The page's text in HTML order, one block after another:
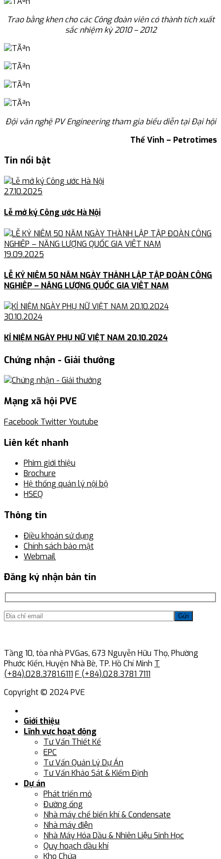
Trao bằng khen cho các Công đoàn viên có thành tích xuất
sắc nhiệm kỳ 2010 – 2012
Đội văn nghệ PV Engineering tham gia biểu diễn tại Đại hội
Thế Vinh – Petrotimes
Tin nổi bật
27.10.2025
Lễ mở ký Công ước Hà Nội
19.09.2025
LỄ KỶ NIÊM 50 NĂM NGÀY THÀNH LẬP TẬP ĐOÀN CÔNG
NGHIÊP – NĂNG LƯỢNG QUỐC GIA VIÊT NAM
30.10.2024
KỈ NIỆM NGÀY PHỤ NỮ VIỆT NAM 20.10.2024
Chứng nhận - Giải thưởng
Mạng xã hội PVE
Facebook Twitter Youtube
Liên kết nhanh
Phim giới thiệu
Brochure
Hệ thống quản lý nội bộ
HSEQ
Thông tin
Điều khoản sử dụng
Chính sách bảo mật
Webmail
Đăng ký nhận bản tin
Gửi
Tầng 10, tòa nhà PVGas, 673 Nguyễn Hữu Thọ, Phường
Phước Kiển, Huyện Nhà Bè, TP. Hồ Chí Minh T
(+84).028.3781.6111 F (+84).028.3781 7111
Copyright © 2024 PVE
Giới thiệu
Lĩnh vực hoạt động
Tư Vấn Thiết Kế
EPC
Tư Vấn Quản Lý Dự Án
Tư Vấn Khảo Sát & Kiểm Định
Dự án
Phát triển mỏ
Đường ống
Nhà máy chế biến khí & Condensate
Nhà máy điện
Nhà Máy Hóa Dầu & Nhiên Liệu Sinh Học
Quy hoạch dầu khí
Kho Chứa